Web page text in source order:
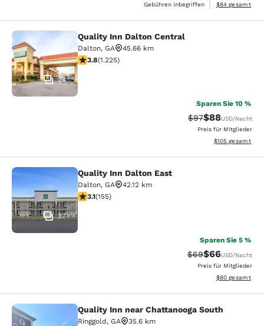
Gebühren inbegriffen
Geschätzte
$84 gesamt
Quality Inn Dalton Central
24
Quality Inn Dalton Central
Dalton, GA
45.66 km
3.77-Sterne-Bewertung. Gut. 1225 Bewertungen
3.8(1.225)
Sparen Sie 10 %
$97Vergünstigter
$88USD/Nacht
Preis für Mitglieder
Geschätzte
$105 gesamt
Quality Inn Dalton East
37
Quality Inn Dalton East
Dalton, GA
42.12 km
3.1-Sterne-Bewertung. Gut. 155 Bewertungen
3.1(155)
Sparen Sie 5 %
Durchgestrichener
$69Vergünstigter
$66USD/Nacht
Preis für Mitglieder
Geschätzte
$80 gesamt
Quality Inn near Chattanooga South
Quality Inn near Chattanooga South
Ringgold, GA
35.6 km